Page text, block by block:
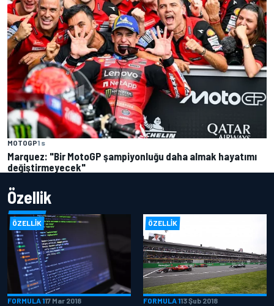
MOTOGP1 s
Marquez: "Bir MotoGP şampiyonluğu daha almak hayatımı
değiştirmeyecek"
Özellik
ÖZELLIK
FORMULA 117 Mar 2018
ÖZELLIK
FORMULA 113 Şub 2018